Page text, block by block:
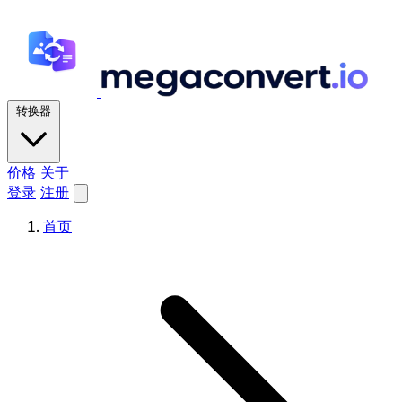
转换器
价格 关于
登录 注册
首页